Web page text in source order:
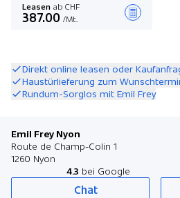
Leasen ab CHF
387.00 /Mt.
Direkt online leasen oder
Haustürlieferung zum
Rundum-Sorglos mit Emil Frey
Emil Frey Nyon
Route de Champ-Colin 1
1260 Nyon
4.3 bei Google
Chat